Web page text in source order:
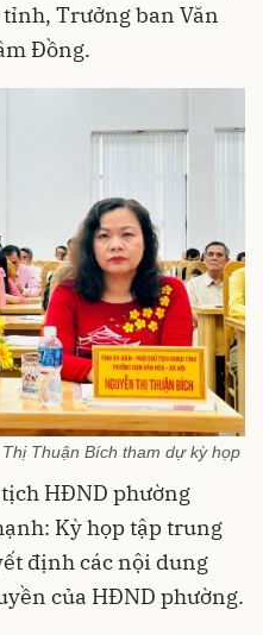
Trưởng ban Văn
Đồng.
Thuận Bích tham dự kỳ họp
HĐND phường
Kỳ họp tập trung
định các nội dung
của HĐND phường.